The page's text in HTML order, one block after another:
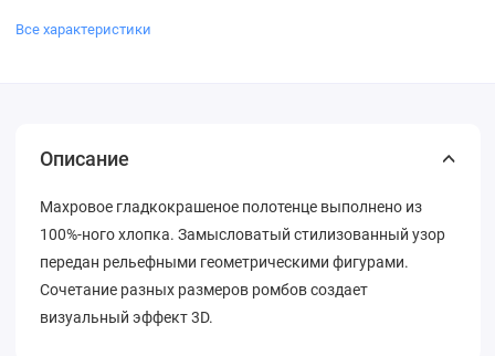
Все характеристики
Описание
Махровое гладкокрашеное полотенце выполнено из
100%-ного хлопка. Замысловатый стилизованный узор
передан рельефными геометрическими фигурами.
Сочетание разных размеров ромбов создает
визуальный эффект 3D.